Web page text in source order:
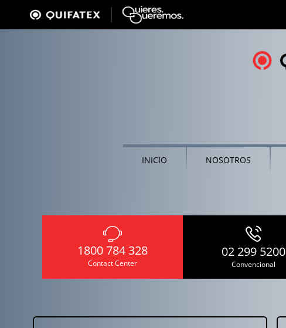
INICIO NOSOTROS
1800 784 328
Contact Center
02 299 5200
Convencional